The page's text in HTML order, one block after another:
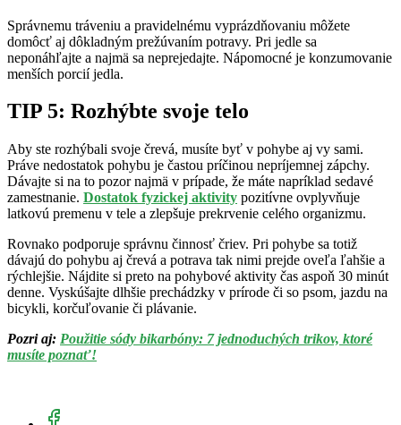
Správnemu tráveniu a pravidelnému vyprázdňovaniu môžete
domôcť aj dôkladným prežúvaním potravy. Pri jedle sa
neponáhľajte a najmä sa neprejedajte. Nápomocné je konzumovanie
menších porcií jedla.
TIP 5: Rozhýbte svoje telo
Aby ste rozhýbali svoje črevá, musíte byť v pohybe aj vy sami.
Práve nedostatok pohybu je častou príčinou nepríjemnej zápchy.
Dávajte si na to pozor najmä v prípade, že máte napríklad sedavé
zamestnanie. Dostatok fyzickej aktivity pozitívne ovplyvňuje
latkovú premenu v tele a zlepšuje prekrvenie celého organizmu.
Rovnako podporuje správnu činnosť čriev. Pri pohybe sa totiž
dávajú do pohybu aj črevá a potrava tak nimi prejde oveľa ľahšie a
rýchlejšie. Nájdite si preto na pohybové aktivity čas aspoň 30 minút
denne. Vyskúšajte dlhšie prechádzky v prírode či so psom, jazdu na
bicykli, korčuľovanie či plávanie.
Pozri aj: Použitie sódy bikarbóny: 7 jednoduchých trikov, ktoré
musíte poznať!